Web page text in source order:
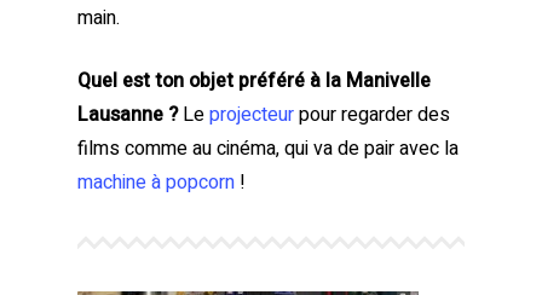
main.
Quel est ton objet préféré à la Manivelle
Lausanne ?Leprojecteurpour regarder des
films comme au cinéma, qui va de pair avec la
machine à popcorn !